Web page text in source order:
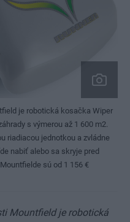
je robotická kosačka Wiper
s výmerou až 1 600 m2.
riadiacou jednotkou a zvládne
nabiť alebo sa skryje pred
sú od 1 156 €
Mountfield je robotická